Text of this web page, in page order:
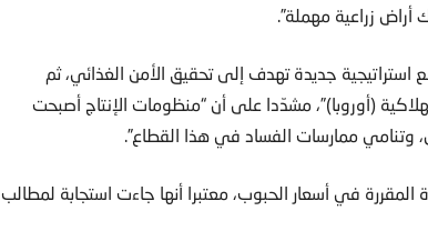
أراض زراعية مهملة”.
جديدة تهدف إلى تحقيق الأمن الغذائي، ثم
(أوروبا)”، مشدّدا على أن “منظومات الإنتاج أصبحت
وتنامي ممارسات الفساد في هذا القطاع”.
المقررة في أسعار الحبوب، معتبرا أنها جاءت استجابة لمطالب